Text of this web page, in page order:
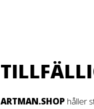
ARTMAN.SHOP håller